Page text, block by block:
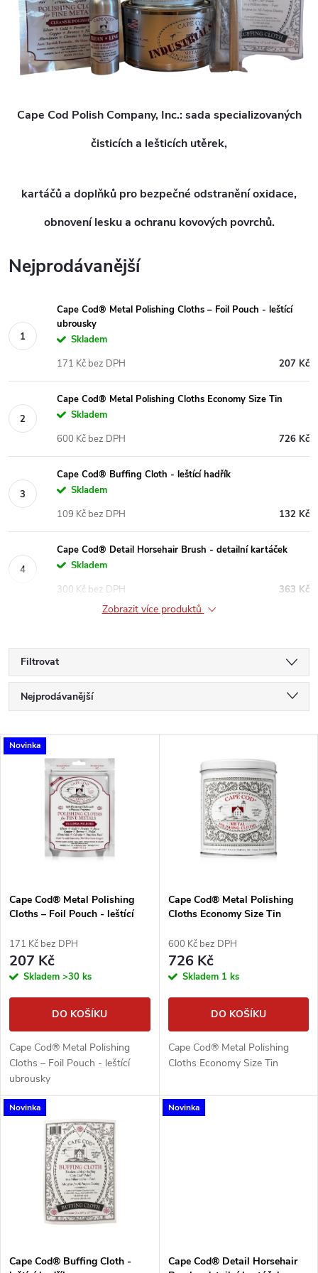
Cape Cod Polish Company, Inc.:sada specializovaných
čisticích a lešticích utěrek,
kartáčůa doplňků pro bezpečné odstranění oxidace,
obnovení lesku a ochranu kovových povrchů.
Nejprodávanější
Cape Cod® Metal Polishing Cloths – Foil Pouch - leštící
ubrousky
Skladem
207 Kč
171 Kč bez DPH
Cape Cod® Metal Polishing Cloths Economy Size Tin
Skladem
726 Kč
600 Kč bez DPH
Cape Cod® Buffing Cloth - leštící hadřík
Skladem
132 Kč
109 Kč bez DPH
Cape Cod® Detail Horsehair Brush - detailní kartáček
Skladem
363 Kč
300 Kč bez DPH
Zobrazit více produktů
Filtrovat
Ř
a
p
r
o
u
k
t
Nejprodávanější
Nejdražší
Abecedně
V
s
p
r
o
d
u
k
Novinka
Cape Cod® Metal Polishing
Cloths – Foil Pouch - leštící
171 Kč bez DPH
207 Kč
Skladem >30 ks
DO KOŠÍKU
Cape Cod® Metal Polishing
Cloths – Foil Pouch - leštící
ubrousky
Cape Cod® Metal Polishing
Cloths Economy Size Tin
600 Kč bez DPH
726 Kč
Skladem 1 ks
DO KOŠÍKU
Cape Cod® Metal Polishing
Cloths Economy Size Tin
Novinka
Cape Cod® Buffing Cloth -
Novinka
Cape Cod® Detail Horsehair